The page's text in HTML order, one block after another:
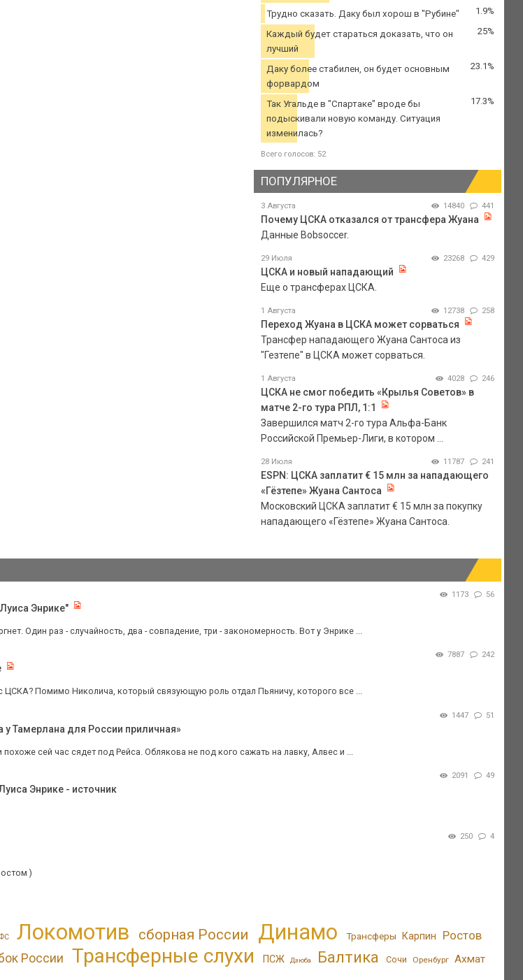
Трудно сказать. Даку был хорош в "Рубине" 1.9%
Каждый будет стараться доказать, что он
лучший
25%
Даку более стабилен, он будет основным
форвардом
23.1%
Так Угальде в "Спартаке" вроде бы
подыскивали новую команду. Ситуация
изменилась?
17.3%
Всего голосов: 52
ПОПУЛЯРНОЕ
3 Августа 14840 441
Почему ЦСКА отказался от трансфера Жуана
Данные Bobsoccer.
29 Июля 23268 429
ЦСКА и новый нападающий
Еще о трансферах ЦСКА.
1 Августа 12738 258
Переход Жуана в ЦСКА может сорваться
Трансфер нападающего Жуана Сантоса из
"Гезтепе" в ЦСКА может сорваться.
1 Августа 4028 246
ЦСКА не смог победить «Крылья Советов» в
матче 2-го тура РПЛ, 1:1
Завершился матч 2-го тура Альфа-Банк
Российской Премьер-Лиги, в котором ...
28 Июля 11787 241
ESPN: ЦСКА заплатит € 15 млн за нападающего
«Гёзтепе» Жуана Сантоса
Московский ЦСКА заплатит € 15 млн за покупку
нападающего «Гёзтепе» Жуана Сантоса.
1173 56
Энрике"
Один раз - случайность, два - совпадение, три - закономерность. Вот у Энрике ...
7887 242
ЦСКА? Помимо Николича, который связующую роль отдал Пьяничу, которого все ...
1447 51
Тамерлана для России приличная»
сей час сядет под Рейса. Облякова не под кого сажать на лавку, Алвес и ...
2091 49
Энрике - источник
250 4
)
Локомотив сборная России Динамо Трансферы Карпин Ростов
России Трансферные слухи ПСЖ Дзюба Балтика Сочи Оренбург Ахмат